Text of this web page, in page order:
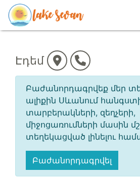
Էդեմ
Բաժանորդագրվեք մեր
ալիքին Սևանում
տարբերակների, զեղչերի,
միջոցառումների մասին
տեղեկացված լինելու
Բաժանորդագրվել